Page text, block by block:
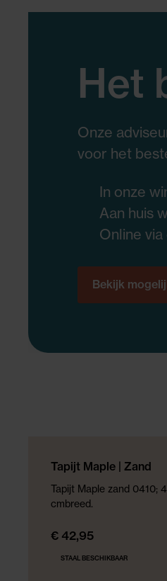
NIEUWE COLLECTIE
Tapijt Maple | Zand
Tapijt Maple zand 0410;
cmbreed.
€ 42,95
STAAL BESCHIKBAAR
Het
Onze
voor het
In onze
Aan huis
Online
Bekijk